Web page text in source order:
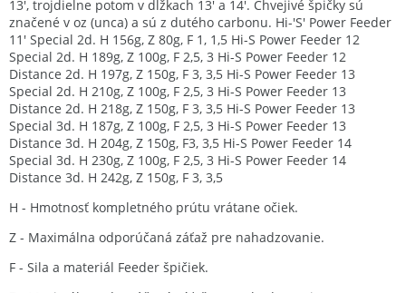
13', trojdielne potom v dĺžkach 13' a 14'. Chvejivé špičky sú
značené v oz (unca) a sú z dutého carbonu. Hi-'S' Power Feeder
11' Special 2d. H 156g, Z 80g, F 1, 1,5 Hi-S Power Feeder 12
Special 2d. H 189g, Z 100g, F 2,5, 3 Hi-S Power Feeder 12
Distance 2d. H 197g, Z 150g, F 3, 3,5 Hi-S Power Feeder 13
Special 2d. H 210g, Z 100g, F 2,5, 3 Hi-S Power Feeder 13
Distance 2d. H 218g, Z 150g, F 3, 3,5 Hi-S Power Feeder 13
Special 3d. H 187g, Z 100g, F 2,5, 3 Hi-S Power Feeder 13
Distance 3d. H 204g, Z 150g, F3, 3,5 Hi-S Power Feeder 14
Special 3d. H 230g, Z 100g, F 2,5, 3 Hi-S Power Feeder 14
Distance 3d. H 242g, Z 150g, F 3, 3,5
H - Hmotnosť kompletného prútu vrátane očiek.
Z - Maximálna odporúčaná záťaž pre nahadzovanie.
F - Sila a materiál Feeder špičiek.